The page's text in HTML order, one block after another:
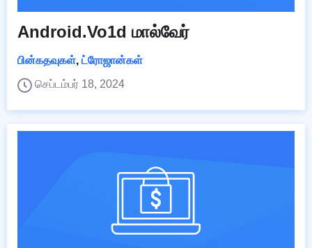
Android.Vo1d மால்வேர்
பின்கதவுகள், ட்ரோஜான்கள்
செப்டம்பர் 18, 2024